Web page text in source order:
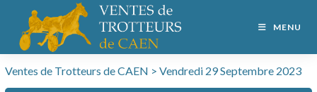
MENU
Ventes de Trotteurs de CAEN > Vendredi 29 Septembre 2023